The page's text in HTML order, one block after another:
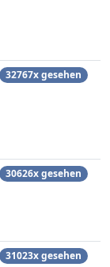
32767x gesehen
30626x gesehen
31023x gesehen